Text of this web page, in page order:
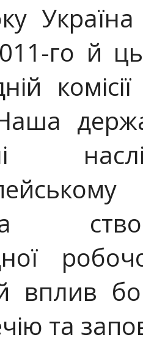
го й
вплив
та